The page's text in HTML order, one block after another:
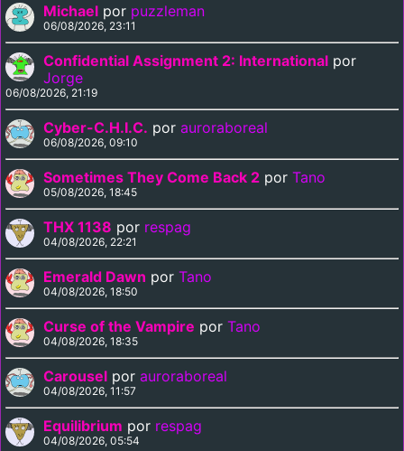
Michael por puzzleman
06/08/2026, 23:11
Confidential Assignment 2: International por
Jorge
06/08/2026, 21:19
Cyber-C.H.I.C. por auroraboreal
06/08/2026, 09:10
Sometimes They Come Back 2 por Tano
05/08/2026, 18:45
THX 1138 por respag
04/08/2026, 22:21
Emerald Dawn por Tano
04/08/2026, 18:50
Curse of the Vampire por Tano
04/08/2026, 18:35
Carousel por auroraboreal
04/08/2026, 11:57
Equilibrium por respag
04/08/2026, 05:54